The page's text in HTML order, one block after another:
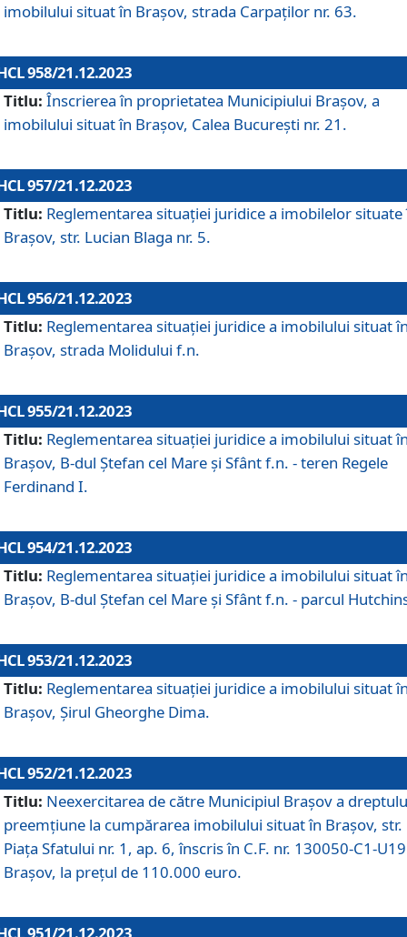
imobilului situat în Brașov, strada Carpaților nr. 63.
958/21.12.2023
Titlu: Înscrierea în proprietatea Municipiului Brașov, a
imobilului situat în Brașov, Calea București nr. 21.
957/21.12.2023
Titlu: Reglementarea situației juridice a imobilelor situate
Brașov, str. Lucian Blaga nr. 5.
956/21.12.2023
Titlu: Reglementarea situației juridice a imobilului situat
Brașov, strada Molidului f.n.
955/21.12.2023
Titlu: Reglementarea situației juridice a imobilului situat
Brașov, B-dul Ștefan cel Mare și Sfânt f.n. - teren Regele
Ferdinand I.
954/21.12.2023
Titlu: Reglementarea situației juridice a imobilului situat
Brașov, B-dul Ștefan cel Mare și Sfânt f.n. - parcul
953/21.12.2023
Titlu: Reglementarea situației juridice a imobilului situat
Brașov, Șirul Gheorghe Dima.
952/21.12.2023
Titlu: Neexercitarea de către Municipiul Brașov a
preemțiune la cumpărarea imobilului situat în Brașov, str.
Piața Sfatului nr. 1, ap. 6, înscris în C.F. nr. 130050-C1-U19
Brașov, la prețul de 110.000 euro.